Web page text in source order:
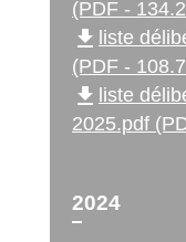
(PDF -
file_download liste
(PDF -
file_download liste
2025.pdf
2024